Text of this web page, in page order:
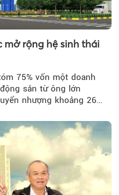
mở rộng hệ sinh thái
75% vốn một doanh
sản từ ông lớn
nhượng khoảng 262